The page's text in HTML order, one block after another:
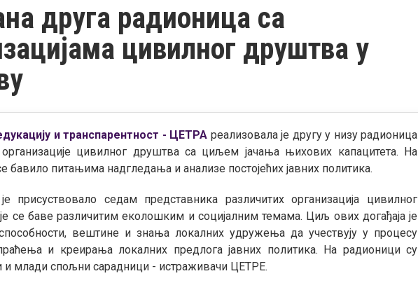
друга радионица са
цивилног друштва у
и транспарентност - ЦЕТРА реализовала је другу у низу радионица
цивилног друштва са циљем јачања њихових капацитета. На
бавило питањима надгледања и анализе постојећих јавних политика.
присуствовало седам представника различитих организација цивилног
се баве различитим еколошким и социјалним темама. Циљ ових догађаја је
вештине и знања локалних удружења да учествују у процесу
и креирања локалних предлога јавних политика. На радионици су
и млади спољни сарадници - истраживачи ЦЕТРЕ.